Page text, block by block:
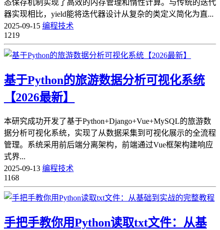
态保存机制实现了高效的内存管理和惰性计算。与传统的迭代
器实现相比，yield能将迭代器设计从复杂的类定义简化为直...
2025-09-15 编程技术
1219
基于Python的旅游数据分析可视化系统
【2026最新】
本研究成功开发了基于Python+Django+Vue+MySQL的旅游数
据分析可视化系统，实现了从数据采集到可视化展示的全流程
管理。系统采用前后端分离架构，前端通过Vue框架构建响应
式界...
2025-09-13 编程技术
1168
手把手教你用Python读取txt文件：从基